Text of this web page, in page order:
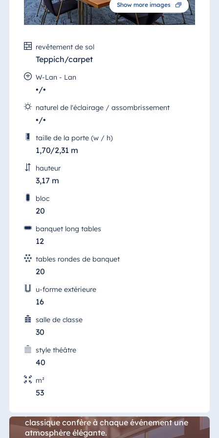
Show more images
revêtement de sol
Teppich/carpet
W-Lan - Lan
•/•
naturel de l'éclairage / assombrissement
•/•
taille de la porte (w / h)
1,70/2,31 m
hauteur
3,17 m
bloc
20
banquet long tables
12
tables rondes de banquet
20
u-forme extérieure
16
salle de classe
30
style théâtre
40
m²
53
Salon Wuerzburg
Le "Salon Würzburg" moderne et inondé de
pour la sphère privée, tandis que l'intérieur
classique confère à chaque événement une
atmosphère élégante.